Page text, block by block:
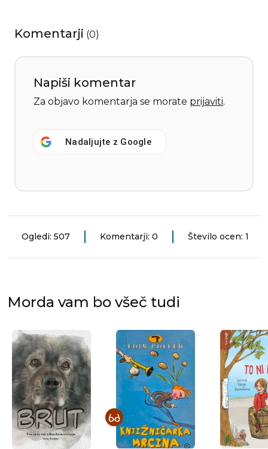
Komentarji (0)
Napiši komentar
Za objavo komentarja se morate prijaviti.
Nadaljujte z Google
Ogledi: 507 Komentarji: 0 Število ocen: 1
Morda vam bo všeč tudi